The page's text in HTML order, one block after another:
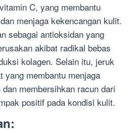
C, yang membantu
menjaga kekencangan kulit.
sebagai antioksidan yang
akibat radikal bebas
kolagen. Selain itu, jeruk
yang membantu menjaga
membersihkan racun dari
positif pada kondisi kulit.